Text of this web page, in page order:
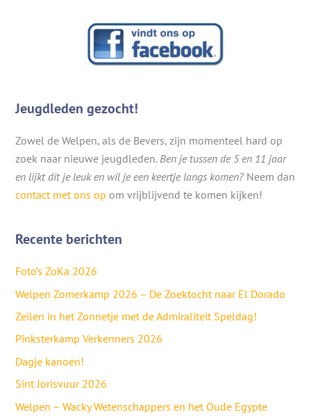
Jeugdleden gezocht!
Zowel de Welpen, als de Bevers, zijn momenteel hard op
zoek naar nieuwe jeugdleden. Ben je tussen de 5 en 11 jaar
en lijkt dit je leuk en wil je een keertje langs komen? Neem dan
contact met ons op om vrijblijvend te komen kijken!
Recente berichten
Foto’s ZoKa 2026
Welpen Zomerkamp 2026 – De Zoektocht naar El Dorado
Zeilen in het Zonnetje met de Admiraliteit Speldag!
Pinksterkamp Verkenners 2026
Dagje kanoën!
Sint Jorisvuur 2026
Welpen – Wacky Wetenschappers en het Oude Egypte